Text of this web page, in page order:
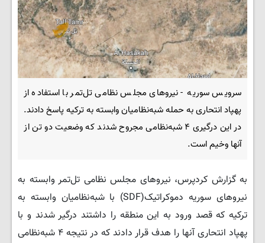
سرویس سوریه - نیروهای مجلس نظامی تل‌تمر با استفاده از
پهپاد انتحاری به حمله شبه‌نظامیان وابسته به ترکیه پاسخ دادند.
در این درگیری ۴ شبه‌نظامی مجروح شدند که وضعیت دو تن از
آنها وخیم است.
به گزارش کردپرس، نیروهای مجلس نظامی تل‌تمر وابسته به
نیروهای سوریه دموکراتیک(SDF) با شبه‌نظامیان وابسته به
ترکیه که قصد ورود به این منطقه را داشتند درگیر شدند و با
پهپاد انتحاری آنها را هدف قرار دادند که در نتیجه ۴ شبه‌نظامی